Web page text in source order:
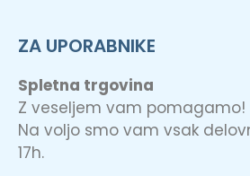
ZA UPORABNIKE
Spletna trgovina
Z veseljem vam pomagamo!
Na voljo smo vam vsak
17h.